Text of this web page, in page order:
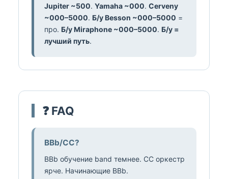
Jupiter ~500. Yamaha ~000. Cerveny
~000–5000. Б/у Besson ~000–5000 =
про. Б/у Miraphone ~000–5000. Б/у =
лучший путь.
❓ FAQ
BBb/CC?
BBb обучение band темнее. CC оркестр
ярче. Начинающие BBb.